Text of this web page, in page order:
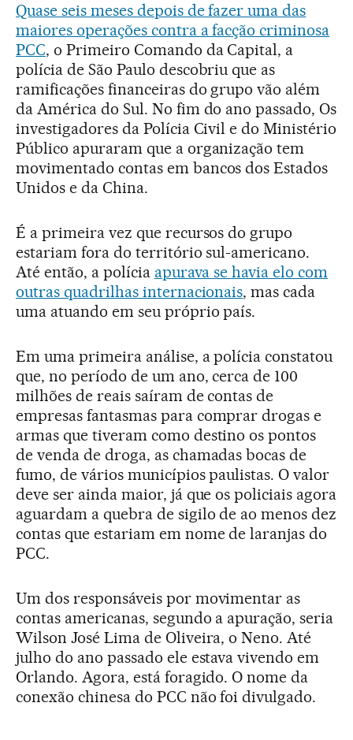
Quase seis meses depois de fazer uma das
maiores operações contra a facção criminosa
PCC, o Primeiro Comando da Capital, a
polícia de São Paulo descobriu que as
ramificações financeiras do grupo vão além
da América do Sul. No fim do ano passado, Os
investigadores da Polícia Civil e do Ministério
Público apuraram que a organização tem
movimentado contas em bancos dos Estados
Unidos e da China.
É a primeira vez que recursos do grupo
estariam fora do território sul-americano.
Até então, a polícia apurava se havia elo com
outras quadrilhas internacionais, mas cada
uma atuando em seu próprio país.
Em uma primeira análise, a polícia constatou
que, no período de um ano, cerca de 100
milhões de reais saíram de contas de
empresas fantasmas para comprar drogas e
armas que tiveram como destino os pontos
de venda de droga, as chamadas bocas de
fumo, de vários municípios paulistas. O valor
deve ser ainda maior, já que os policiais agora
aguardam a quebra de sigilo de ao menos dez
contas que estariam em nome de laranjas do
PCC.
Um dos responsáveis por movimentar as
contas americanas, segundo a apuração, seria
Wilson José Lima de Oliveira, o Neno. Até
julho do ano passado ele estava vivendo em
Orlando. Agora, está foragido. O nome da
conexão chinesa do PCC não foi divulgado.